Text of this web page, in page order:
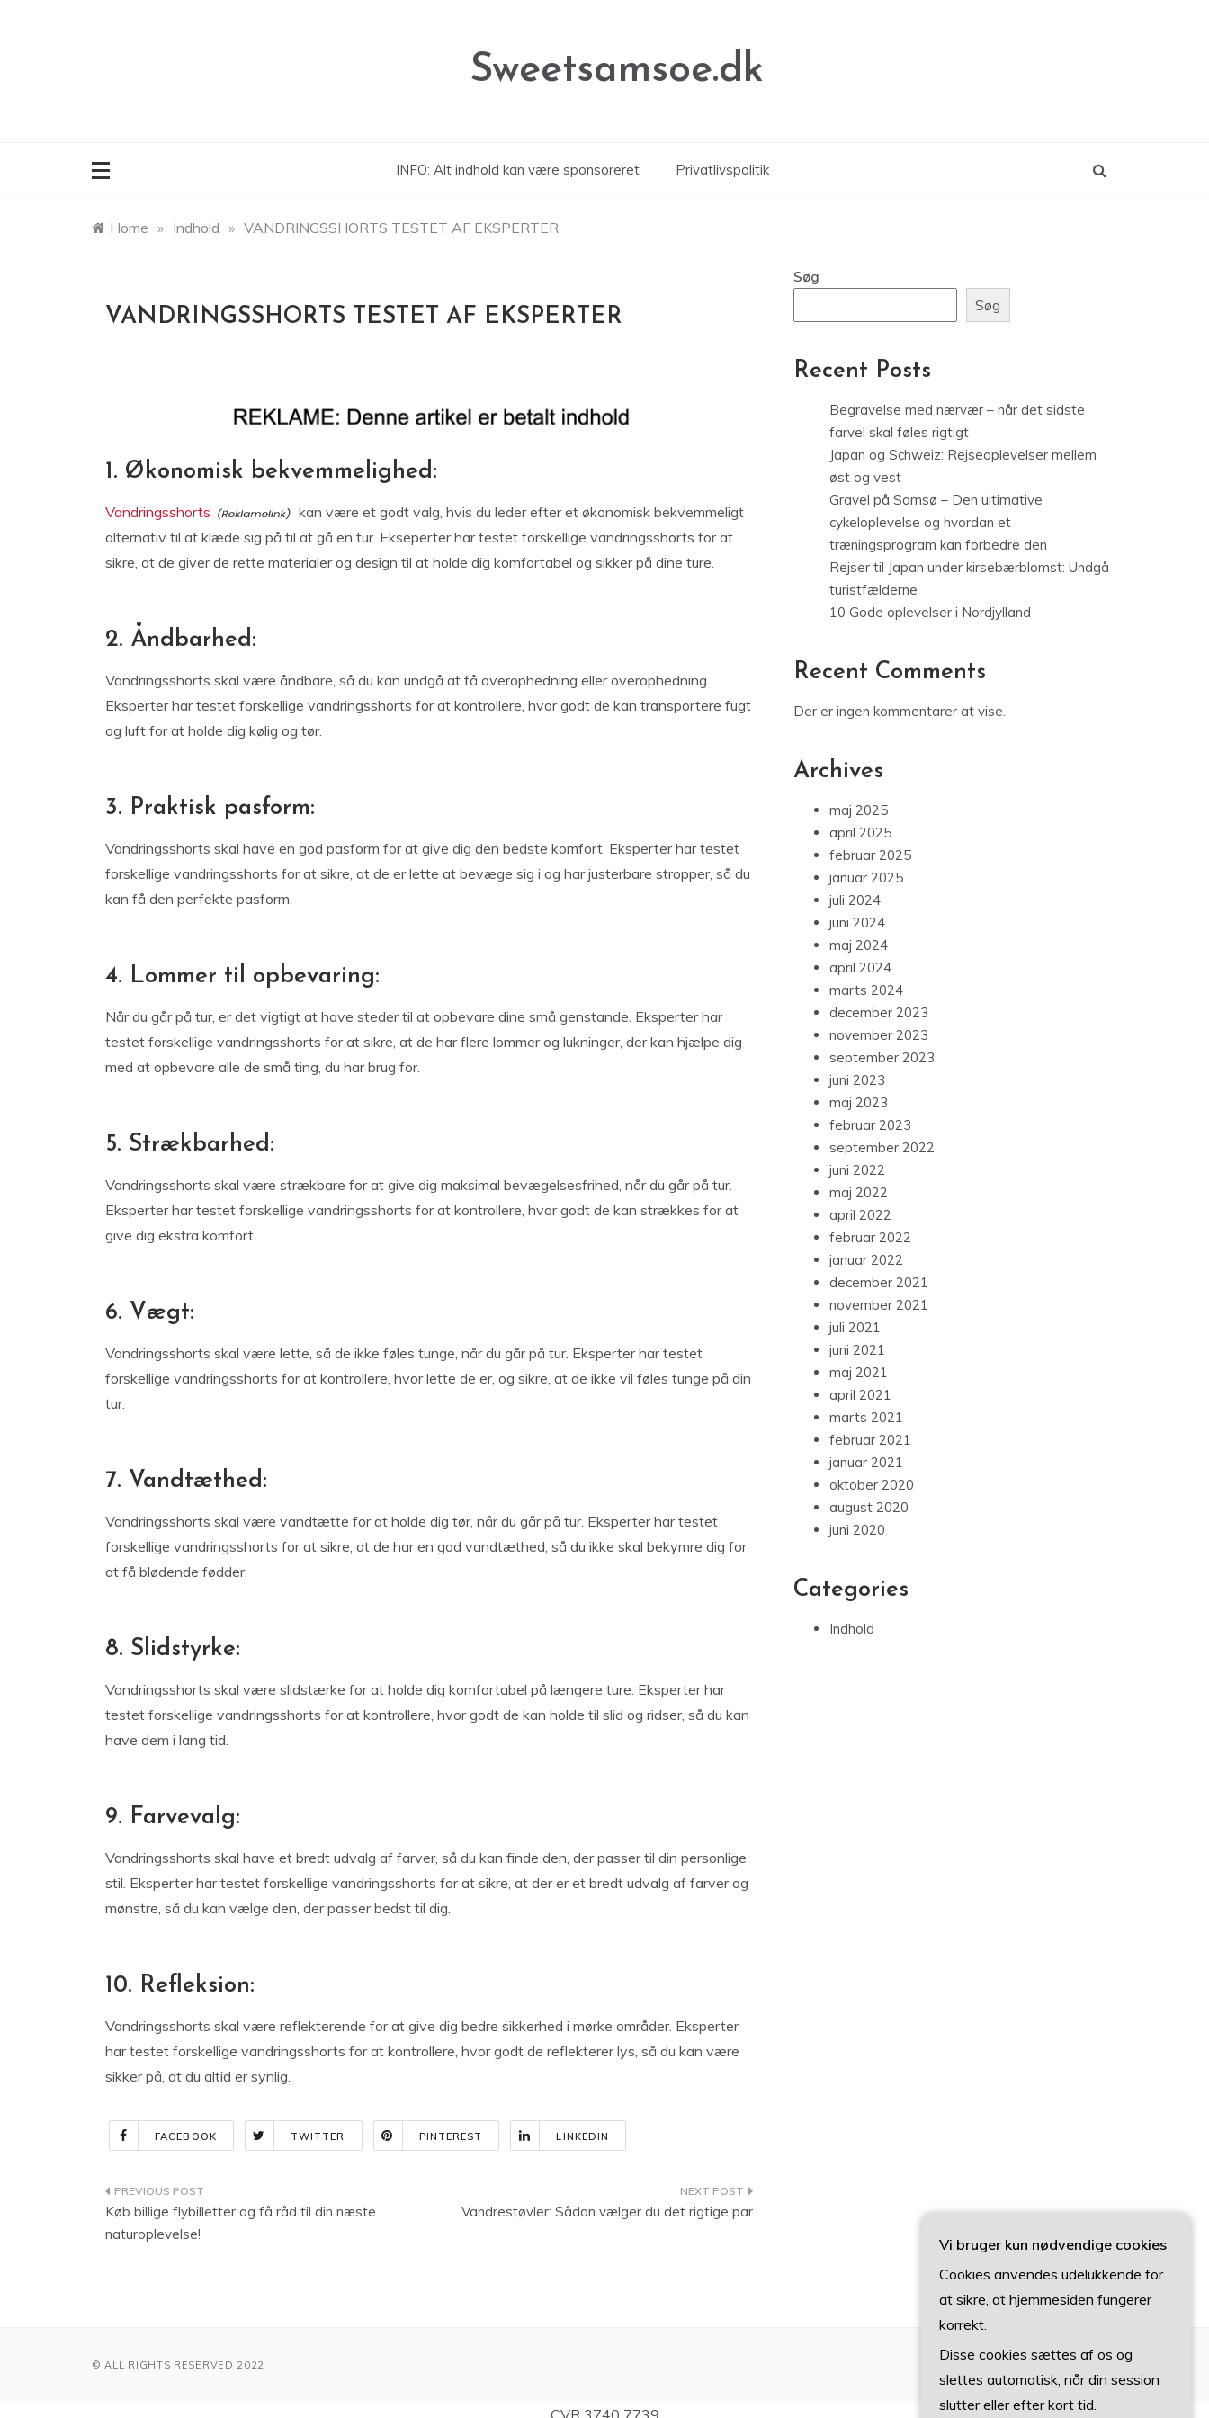
Sweetsamsoe.dk
INFO: Alt indhold kan være sponsoreret Privatlivspolitik
Home » Indhold » VANDRINGSSHORTS TESTET AF EKSPERTER
VANDRINGSSHORTS TESTET AF EKSPERTER
1. Økonomisk bekvemmelighed:
Vandringsshorts
kan være et godt valg, hvis du leder efter et økonomisk bekvemmeligt
alternativ til at klæde sig på til at gå en tur. Ekseperter har testet forskellige vandringsshorts for at
sikre, at de giver de rette materialer og design til at holde dig komfortabel og sikker på dine ture.
2. Åndbarhed:
Vandringsshorts skal være åndbare, så du kan undgå at få overophedning eller overophedning.
Eksperter har testet forskellige vandringsshorts for at kontrollere, hvor godt de kan transportere fugt
og luft for at holde dig kølig og tør.
3. Praktisk pasform:
Vandringsshorts skal have en god pasform for at give dig den bedste komfort. Eksperter har testet
forskellige vandringsshorts for at sikre, at de er lette at bevæge sig i og har justerbare stropper, så du
kan få den perfekte pasform.
4. Lommer til opbevaring:
Når du går på tur, er det vigtigt at have steder til at opbevare dine små genstande. Eksperter har
testet forskellige vandringsshorts for at sikre, at de har flere lommer og lukninger, der kan hjælpe dig
med at opbevare alle de små ting, du har brug for.
5. Strækbarhed:
Vandringsshorts skal være strækbare for at give dig maksimal bevægelsesfrihed, når du går på tur.
Eksperter har testet forskellige vandringsshorts for at kontrollere, hvor godt de kan strækkes for at
give dig ekstra komfort.
6. Vægt:
Vandringsshorts skal være lette, så de ikke føles tunge, når du går på tur. Eksperter har testet
forskellige vandringsshorts for at kontrollere, hvor lette de er, og sikre, at de ikke vil føles tunge på din
tur.
7. Vandtæthed:
Vandringsshorts skal være vandtætte for at holde dig tør, når du går på tur. Eksperter har testet
forskellige vandringsshorts for at sikre, at de har en god vandtæthed, så du ikke skal bekymre dig for
at få blødende fødder.
8. Slidstyrke:
Vandringsshorts skal være slidstærke for at holde dig komfortabel på længere ture. Eksperter har
testet forskellige vandringsshorts for at kontrollere, hvor godt de kan holde til slid og ridser, så du kan
have dem i lang tid.
9. Farvevalg:
Vandringsshorts skal have et bredt udvalg af farver, så du kan finde den, der passer til din personlige
stil. Eksperter har testet forskellige vandringsshorts for at sikre, at der er et bredt udvalg af farver og
mønstre, så du kan vælge den, der passer bedst til dig.
10. Refleksion:
Vandringsshorts skal være reflekterende for at give dig bedre sikkerhed i mørke områder. Eksperter
har testet forskellige vandringsshorts for at kontrollere, hvor godt de reflekterer lys, så du kan være
sikker på, at du altid er synlig.
FACEBOOK TWITTER PINTEREST LINKEDIN
Indlægsnavigation
Køb billige flybilletter og få råd til din næste
naturoplevelse!
Vandrestøvler: Sådan vælger du det rigtige par
Søg
Søg
Recent Posts
Begravelse med nærvær – når det sidste
farvel skal føles rigtigt
Japan og Schweiz: Rejseoplevelser mellem
øst og vest
Gravel på Samsø – Den ultimative
cykeloplevelse og hvordan et
træningsprogram kan forbedre den
Rejser til Japan under kirsebærblomst: Undgå
turistfælderne
10 Gode oplevelser i Nordjylland
Recent Comments
Der er ingen kommentarer at vise.
Archives
maj 2025
april 2025
februar 2025
januar 2025
juli 2024
juni 2024
maj 2024
april 2024
marts 2024
december 2023
november 2023
september 2023
juni 2023
maj 2023
februar 2023
september 2022
juni 2022
maj 2022
april 2022
februar 2022
januar 2022
december 2021
november 2021
juli 2021
juni 2021
maj 2021
april 2021
marts 2021
februar 2021
januar 2021
oktober 2020
august 2020
juni 2020
Categories
Indhold
© ALL RIGHTS RESERVED 2022
CVR 3740 7739
Vi bruger kun nødvendige cookies
Cookies anvendes udelukkende for
at sikre, at hjemmesiden fungerer
korrekt.
Disse cookies sættes af os og
slettes automatisk, når din session
slutter eller efter kort tid.